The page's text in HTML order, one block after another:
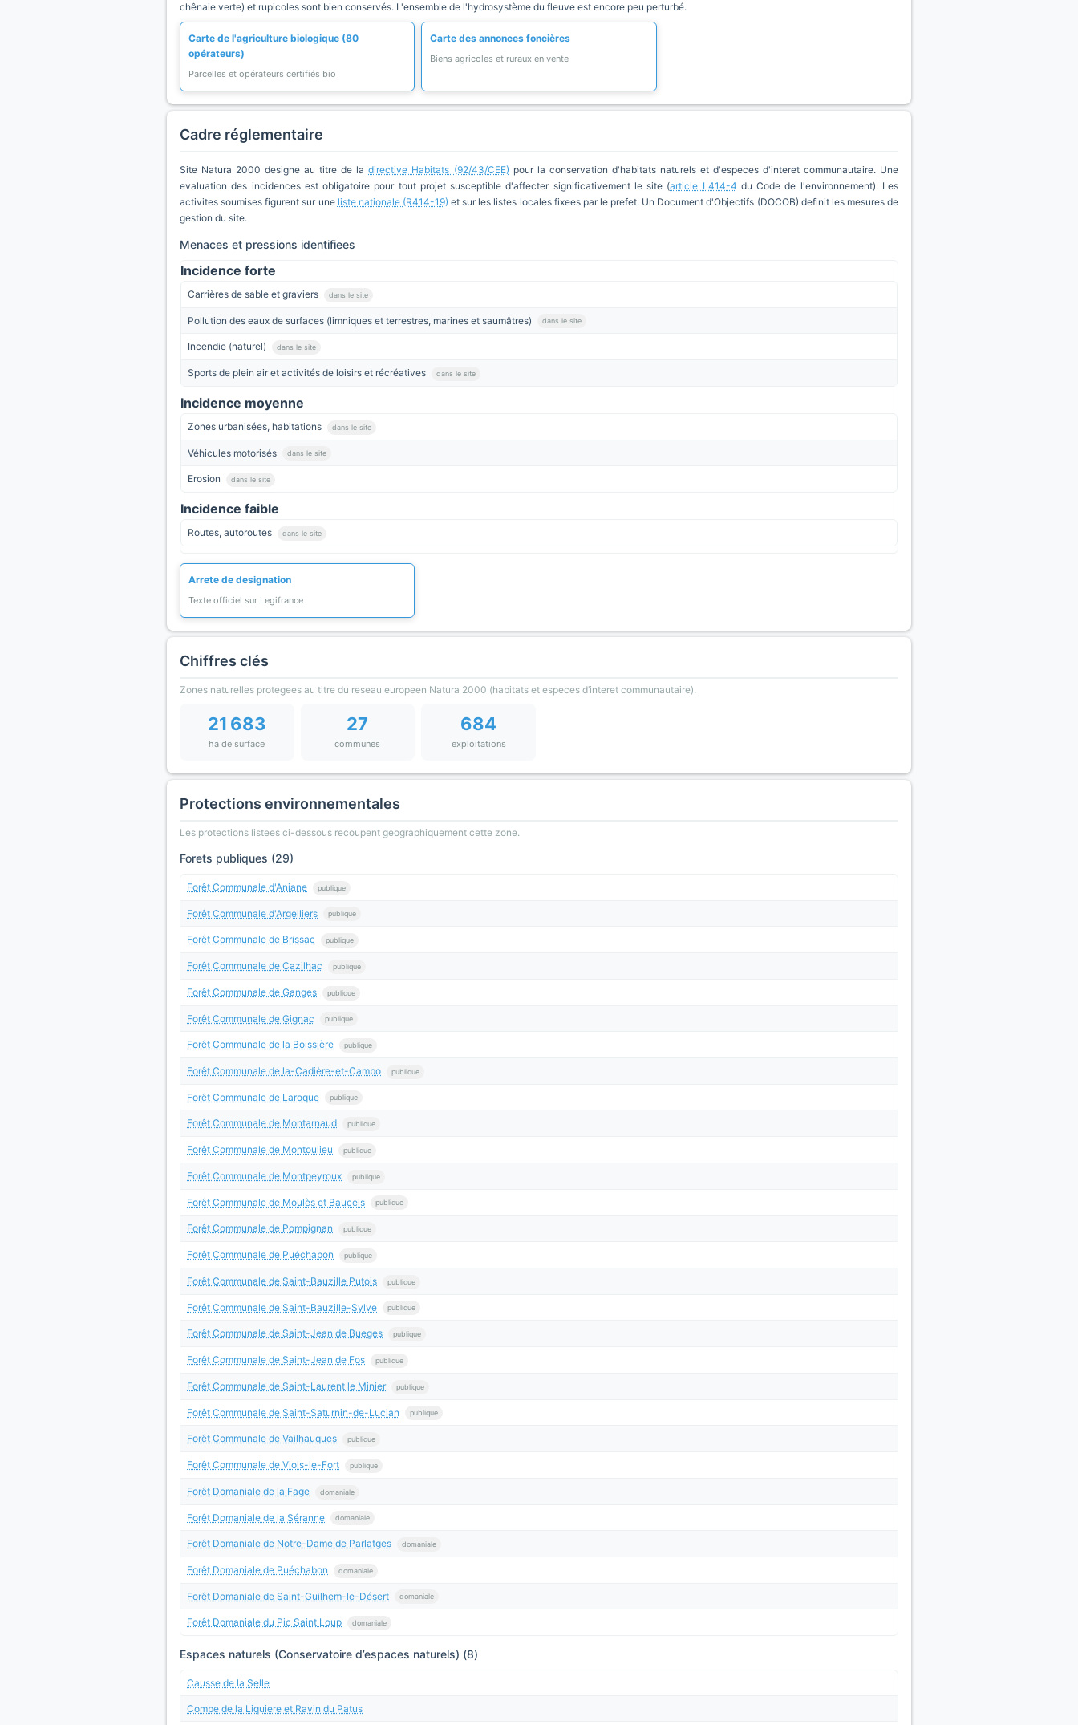
chênaie verte) et rupicoles sont bien conservés. L'ensemble de l'hydrosystème du fleuve est encore peu perturbé.
Carte de l'agriculture biologique (80
opérateurs)
Parcelles et opérateurs certifiés bio
Carte des annonces foncières
Biens agricoles et ruraux en vente
Cadre réglementaire
Site Natura 2000 designe au titre de ladirective Habitats (92/43/CEE) pour la conservation d'habitats naturels et d'especes d'interet communautaire. Une
evaluation des incidences est obligatoire pour tout projet susceptible d'affecter significativement le site (article L414-4 du Code de l'environnement). Les
activites soumises figurent sur une liste nationale (R414-19) et sur les listes locales fixees par le prefet. Un Document d'Objectifs (DOCOB) definit les mesures de
gestion du site.
Menaces et pressions identifiees
Incidence forte
Carrières de sable et graviers dans le site
Pollution des eaux de surfaces (limniques et terrestres, marines et saumâtres) dans le site
Incendie (naturel) dans le site
Sports de plein air et activités de loisirs et récréatives dans le site
Incidence moyenne
Zones urbanisées, habitations dans le site
Véhicules motorisés dans le site
Erosion dans le site
Incidence faible
Routes, autoroutes dans le site
Arrete de designation
Texte officiel sur Legifrance
Chiffres clés
Zones naturelles protegees au titre du reseau europeen Natura 2000 (habitats et especes d’interet communautaire).
21 683
ha de surface
27
communes
684
exploitations
Protections environnementales
Les protections listees ci-dessous recoupent geographiquement cette zone.
Forets publiques (29)
Forêt Communale d'Aniane publique
Forêt Communale d'Argelliers publique
Forêt Communale de Brissac publique
Forêt Communale de Cazilhac publique
Forêt Communale de Ganges publique
Forêt Communale de Gignac publique
Forêt Communale de la Boissière publique
Forêt Communale de la-Cadière-et-Cambo publique
Forêt Communale de Laroque publique
Forêt Communale de Montarnaud publique
Forêt Communale de Montoulieu publique
Forêt Communale de Montpeyroux publique
Forêt Communale de Moulès et Baucels publique
Forêt Communale de Pompignan publique
Forêt Communale de Puéchabon publique
Forêt Communale de Saint-Bauzille Putois publique
Forêt Communale de Saint-Bauzille-Sylve publique
Forêt Communale de Saint-Jean de Bueges publique
Forêt Communale de Saint-Jean de Fos publique
Forêt Communale de Saint-Laurent le Minier publique
Forêt Communale de Saint-Saturnin-de-Lucian publique
Forêt Communale de Vailhauques publique
Forêt Communale de Viols-le-Fort publique
Forêt Domaniale de la Fage domaniale
Forêt Domaniale de la Séranne domaniale
Forêt Domaniale de Notre-Dame de Parlatges domaniale
Forêt Domaniale de Puéchabon domaniale
Forêt Domaniale de Saint-Guilhem-le-Désert domaniale
Forêt Domaniale du Pic Saint Loup domaniale
Espaces naturels (Conservatoire d’espaces naturels) (8)
Causse de la Selle
Combe de la Liquiere et Ravin du Patus